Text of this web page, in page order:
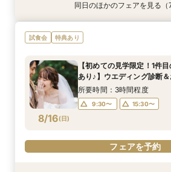
特典あり
8/15( 土)
【15名～貸切可】おもてな
試食付き相談会
9:30〜 15:30〜
特典あり
8/15( 土)
パパママ婚、マタニティで
たり見学試食付き相談会
9:30〜 15:30〜
特典あり
8/15( 土)
ロマンティックなナイトウ
食付き相談会
9:30〜 15:30〜
8/15( 土)
【60分クイック相談会】結
り！試食チケット付
10:00〜
13:30〜
15:30〜
特典あり
8/15( 土)
【1.5次会におすすめ！】
１日で完結！
9:30〜 15:30〜
特典あり
8/15( 土)
【憧れのガーデン挙式】
得なプラン紹介も！試着体
10:00〜
13:30〜
15:30〜
特典あり
8/15( 土)
【初めての見学限定！1件
あり♪】ウエディング診断＆
9:30〜 15:30〜
同日のほかのフェアを見る（7
試食会 特典あり
8/16(日)
【初めての見学限定！1件
あり♪】ウエディング診断
所要時間：3時間程度
9:30〜 15:30〜
フェアを予約